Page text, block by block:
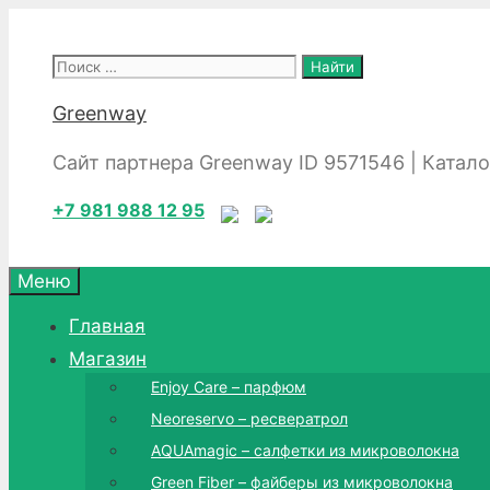
содержимому
Поиск:
Greenway
Сайт партнера Greenway ID 9571546 |
+7 981 988 12 95
Меню
Главная
Магазин
Enjoy Care – парфюм
Neoreservo – ресвератрол
AQUAmagic – салфетки из микроволокна
Green Fiber – файберы из микроволокна